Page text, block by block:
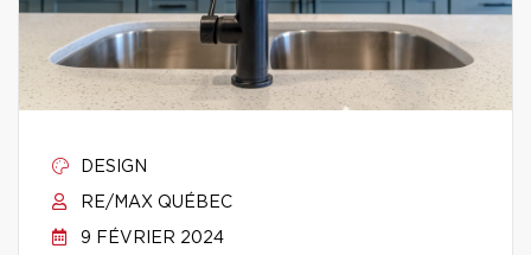
DESIGN
RE/MAX QUÉBEC
9 FÉVRIER 2024